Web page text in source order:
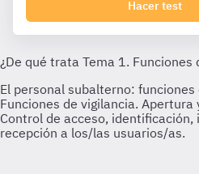
Hacer test